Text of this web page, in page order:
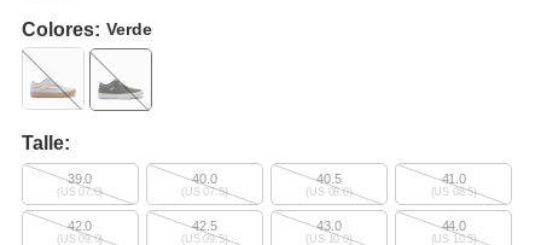
Colores: Verde
Talle:
39.0
(US 07.0)
40.0
(US 07.5)
40.5
(US 08.0)
41.0
(US 08.5)
42.0
(US 09.0)
42.5
(US 09.5)
43.0
(US 10.0)
44.0
(US 10.5)